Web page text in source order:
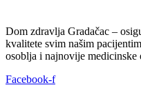
Dom zdravlja Gradačac –
kvalitete svim našim
osoblja i najnovije medicinske
Facebook-f